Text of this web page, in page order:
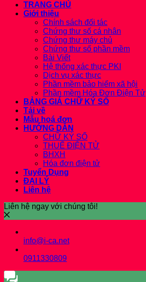
TRANG CHỦ
Giới thiệu
Chính sách đối tác
Chứng thư số cá nhân
Chứng thư máy chủ
Chứng thư số phần mềm
Bài Viết
Hệ thống xác thực PKI
Dịch vụ xác thực
Phần mềm bảo hiểm xã hội
Phần mềm Hóa Đơn Điện Tử
BẢNG GIÁ CHỮ KÝ SỐ
Tải về
Mẫu hoá đơn
HƯỚNG DẪN
CHỮ KÝ SỐ
THUẾ ĐIỆN TỬ
BHXH
Hóa đơn điện tử
Tuyển Dụng
ĐẠI LÝ
Liên hệ
Liên hệ ngay với chúng tôi!
info@i-ca.net
0911330809